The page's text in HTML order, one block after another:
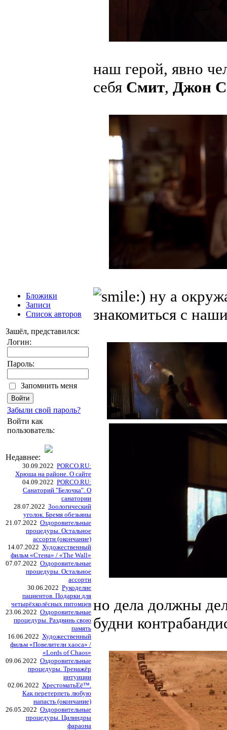
Бложики
Записи
Список авторов
Зашёл, представился:
Логин:
Пароль:
Запомнить меня
Забыли свой пароль?
Войти как
пользователь:
Недавнее:
30.09.2022 PORCO.RU:
Хрюша на районе. О сайте
04.09.2022 PORCO.RU:
Санаторий "Белочка". О
санатории
28.07.2022 Зоологический
уголок. Бремя обезьяны
21.07.2022 Оздоровительные
процедуры. Остальное
ассорти (окончание)
14.07.2022 Художественный
фильм «Стена» / «The Wall»
07.07.2022 Оздоровительные
процедуры. Остальное
ассорти
30.06.2022 Рукоделие
пациентов. Подарки для
четырёхколёсных питомцев
23.06.2022 Оздоровительные
процедуры. Раздвинь свою
память
16.06.2022 Художественный
фильм «Повелители хаоса» /
«Lords of Chaos»
09.06.2022 Оздоровительные
процедуры. Тренажёр
интуиции
02.06.2022 ХрестоматьЕё™.
Как перетерпеть любую
напасть (окончание)
26.05.2022 Оздоровительные
процедуры. Цилиндры
фараона
наш герой, явно
себя Смит, Джон
ну а
знакомиться с
но дела должны
будни